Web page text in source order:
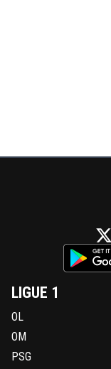
LIGUE 1
OL
OM
PSG